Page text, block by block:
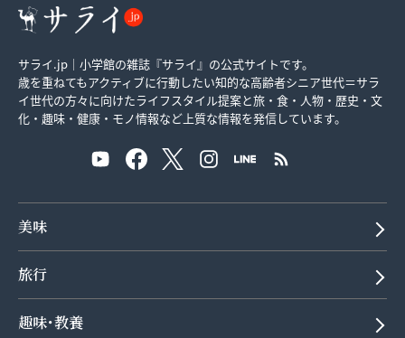
サライ.jp｜小学館の雑誌『サライ』の公式サイトです。
歳を重ねてもアクティブに行動したい知的な高齢者シニア世代＝サラ
イ世代の方々に向けたライフスタイル提案と旅・食・人物・歴史・文
化・趣味・健康・モノ情報など上質な情報を発信しています。
美味
旅行
趣味･教養